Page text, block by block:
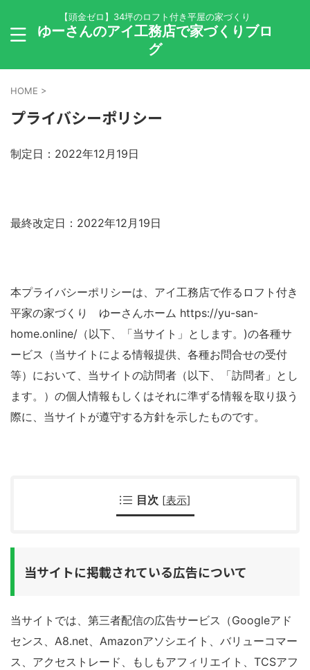
【頭金ゼロ】34坪のロフト付き平屋の家づくり
ゆーさんのアイ工務店で家づくりブロ
グ
HOME >
プライバシーポリシー
制定日：2022年12月19日
最終改定日：2022年12月19日
本プライバシーポリシーは、アイ工務店で作るロフト付き
平家の家づくり ゆーさんホーム https://yu-san-
home.online/（以下、「当サイト」とします。)の各種サ
ービス（当サイトによる情報提供、各種お問合せの受付
等）において、当サイトの訪問者（以下、「訪問者」とし
ます。）の個人情報もしくはそれに準ずる情報を取り扱う
際に、当サイトが遵守する方針を示したものです。
目次 [表示]
当サイトに掲載されている広告について
当サイトでは、第三者配信の広告サービス（Googleアド
センス、A8.net、Amazonアソシエイト、バリューコマー
ス、アクセストレード、もしもアフィリエイト、TCSアフ